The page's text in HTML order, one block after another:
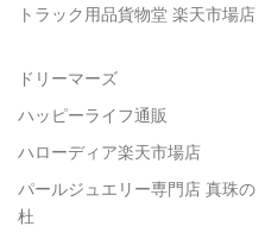
トラック用品貨物堂 楽天市場店
ドリーマーズ
ハッピーライフ通販
ハローディア楽天市場店
パールジュエリー専門店 真珠の
杜